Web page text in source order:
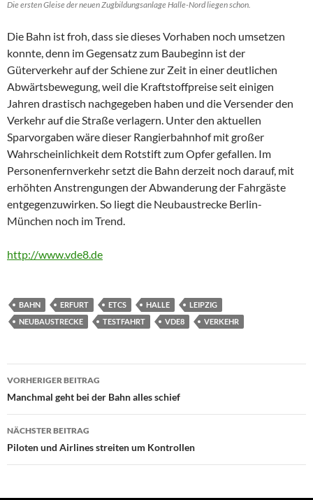
Die ersten Gleise der neuen Zugbildungsanlage Halle-Nord liegen schon.
Die Bahn ist froh, dass sie dieses Vorhaben noch umsetzen
konnte, denn im Gegensatz zum Baubeginn ist der
Güterverkehr auf der Schiene zur Zeit in einer deutlichen
Abwärtsbewegung, weil die Kraftstoffpreise seit einigen
Jahren drastisch nachgegeben haben und die Versender den
Verkehr auf die Straße verlagern. Unter den aktuellen
Sparvorgaben wäre dieser Rangierbahnhof mit großer
Wahrscheinlichkeit dem Rotstift zum Opfer gefallen. Im
Personenfernverkehr setzt die Bahn derzeit noch darauf, mit
erhöhten Anstrengungen der Abwanderung der Fahrgäste
entgegenzuwirken. So liegt die Neubaustrecke Berlin-
München noch im Trend.
http://www.vde8.de
BAHN ERFURT ETCS HALLE
LEIPZIG
NEUBAUSTRECKE
TESTFAHRT VDE8 VERKEHR
Beitragsnavigation
VORHERIGER BEITRAG
Manchmal geht bei der Bahn alles schief
NÄCHSTER BEITRAG
Piloten und Airlines streiten um Kontrollen